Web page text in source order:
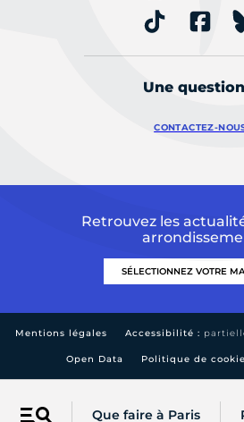
Que faire à Paris
Une
CONTACTEZ-
Retrouvez les
Mentions légales Accessibilité :
Open Data Politique de